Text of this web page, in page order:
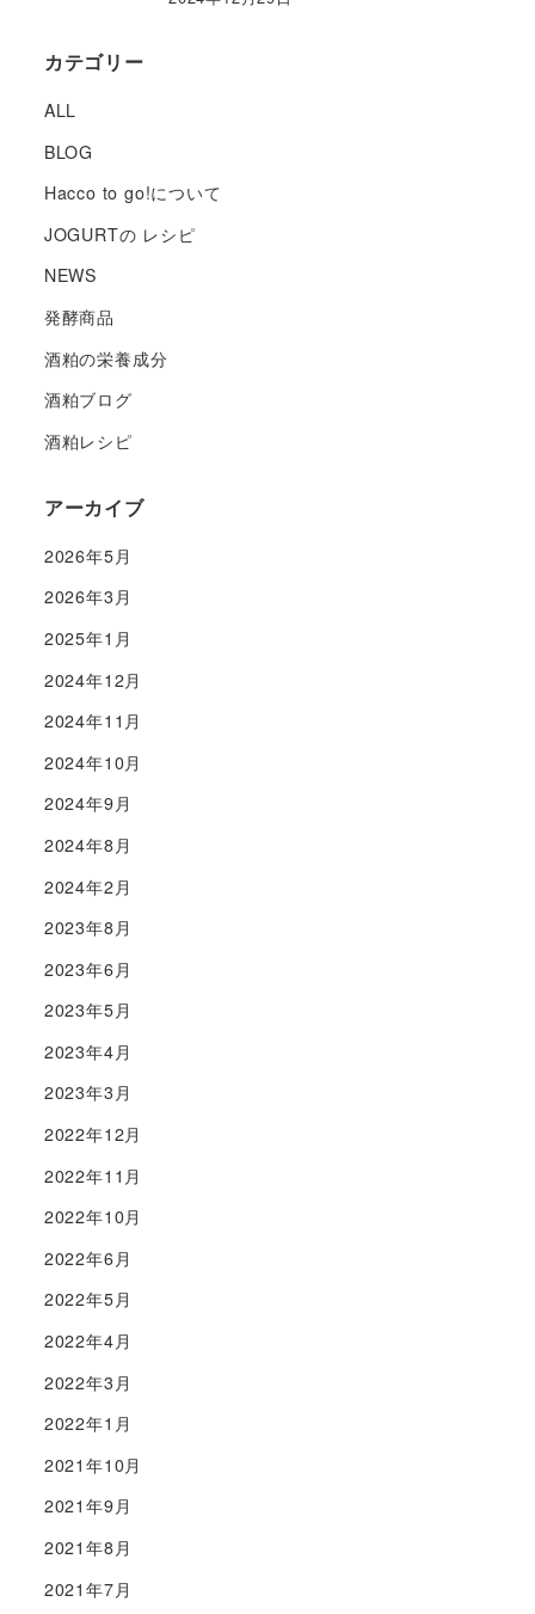
カテゴリー
ALL
BLOG
Hacco to go!について
JOGURTの レシピ
NEWS
発酵商品
酒粕の栄養成分
酒粕ブログ
酒粕レシピ
アーカイブ
2026年5月
2026年3月
2025年1月
2024年12月
2024年11月
2024年10月
2024年9月
2024年8月
2024年2月
2023年8月
2023年6月
2023年5月
2023年4月
2023年3月
2022年12月
2022年11月
2022年10月
2022年6月
2022年5月
2022年4月
2022年3月
2022年1月
2021年10月
2021年9月
2021年8月
2021年7月